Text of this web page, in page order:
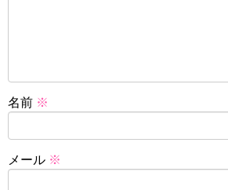
名前 ※
メール ※